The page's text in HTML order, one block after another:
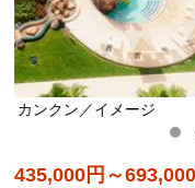
435,000円～